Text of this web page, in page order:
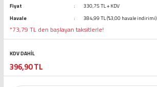
Fiyat
330,75 TL + KDV
Havale
384,99 TL (%3,00 havale indirimi)
*73,79 TL den başlayan taksitlerle!
KDV DAHİL
396,90 TL